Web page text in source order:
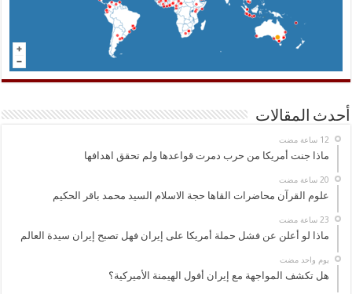
أحدث المقالات
ماذا جنت أمريكا من حرب دمرت قواعدها ولم تحقق اهدافها
علوم القرآن محاضرات القاها حجة الاسلام السيد محمد باقر الحكيم
ماذا لو أعلن عن فشل حملة أمريكا على إيران فهل تصبح إيران سيدة العالم
‏يوم واحد مضت
هل تكشف المواجهة مع إيران أفول الهيمنة الأميركية؟